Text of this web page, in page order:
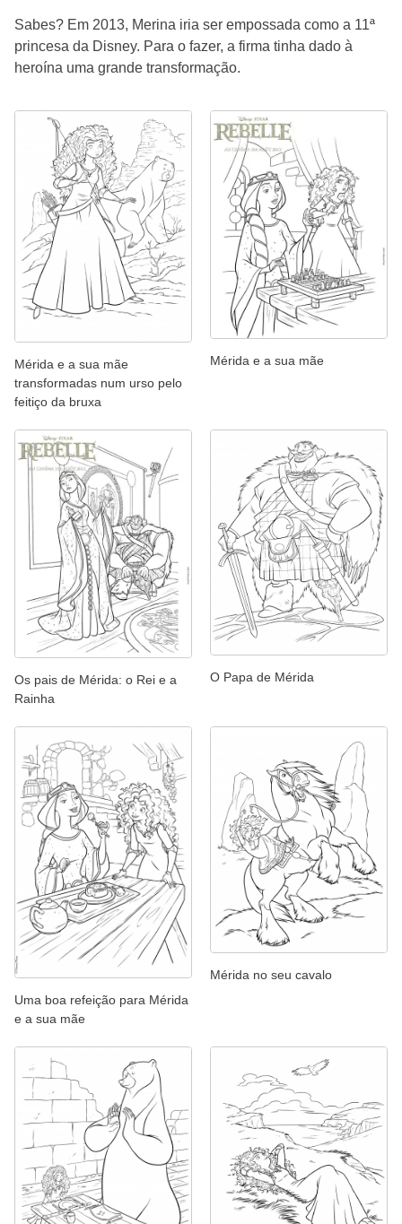
Sabes? Em 2013, Merina iria ser empossada como a 11ª
princesa da Disney. Para o fazer, a firma tinha dado à
heroína uma grande transformação.
Mérida e a sua mãe
transformadas num urso pelo
feitiço da bruxa
Mérida e a sua mãe
Os pais de Mérida: o Rei e a
Rainha
O Papa de Mérida
Uma boa refeição para Mérida
e a sua mãe
Mérida no seu cavalo